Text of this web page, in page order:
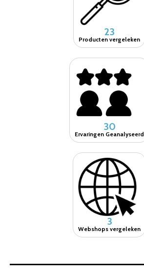
23
Producten vergeleken
30
Ervaringen Geanalyseerd
3
Webshops vergeleken